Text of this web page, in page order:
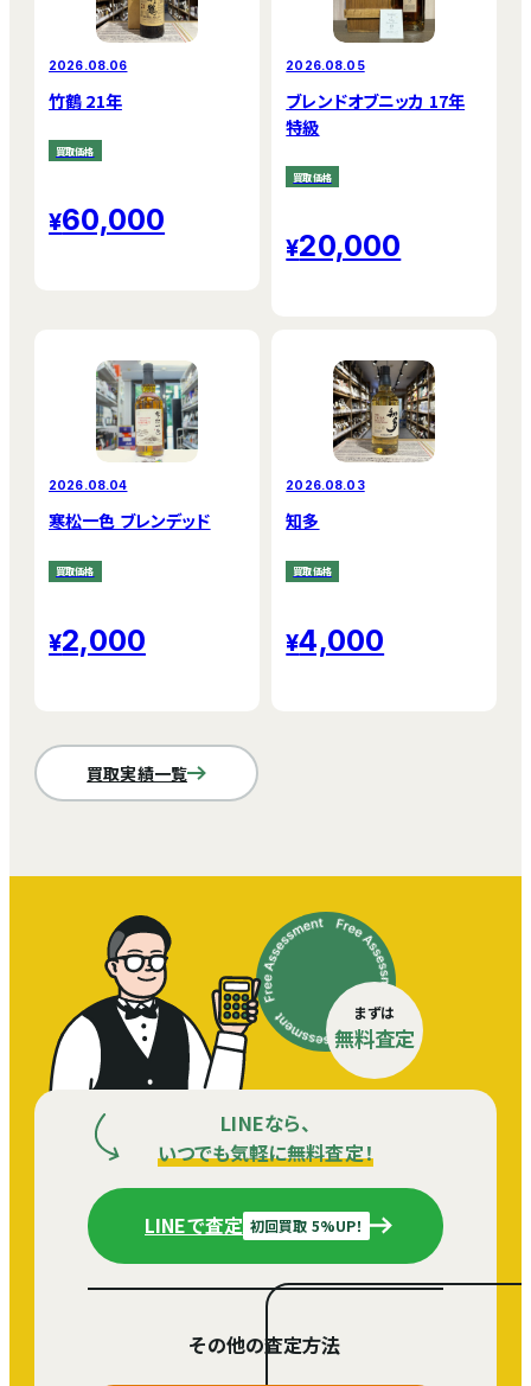
2026.08.06
竹鶴 21年
買取価格
60,000
2026.08.05
ブレンドオブニッカ 17年
特級
買取価格
20,000
2026.08.04
寒松一色 ブレンデッド
買取価格
2,000
2026.08.03
知多
買取価格
4,000
買取実績一覧
まずは
無料査定
LINEなら、
いつでも気軽に無料査定！
LINEで査定 初回買取 5%UP！
その他の査定方法